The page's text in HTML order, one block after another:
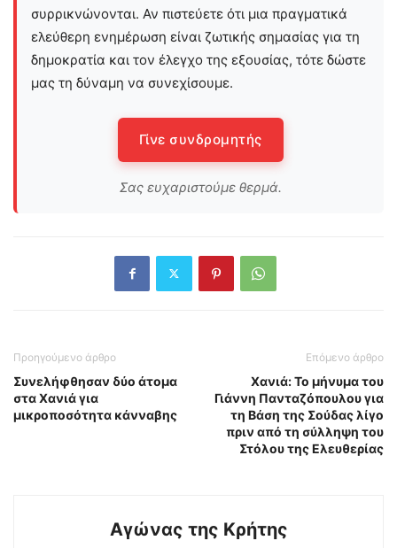
συρρικνώνονται. Αν πιστεύετε ότι μια πραγματικά
ελεύθερη ενημέρωση είναι ζωτικής σημασίας για τη
δημοκρατία και τον έλεγχο της εξουσίας, τότε δώστε
μας τη δύναμη να συνεχίσουμε.
Γίνε συνδρομητής
Σας ευχαριστούμε θερμά.
Προηγούμενο άρθρο
Συνελήφθησαν δύο άτομα
στα Χανιά για
μικροποσότητα κάνναβης
Επόμενο άρθρο
Χανιά: Το μήνυμα του
Γιάννη Πανταζόπουλου για
τη Βάση της Σούδας λίγο
πριν από τη σύλληψη του
Στόλου της Ελευθερίας
Αγώνας της Κρήτης